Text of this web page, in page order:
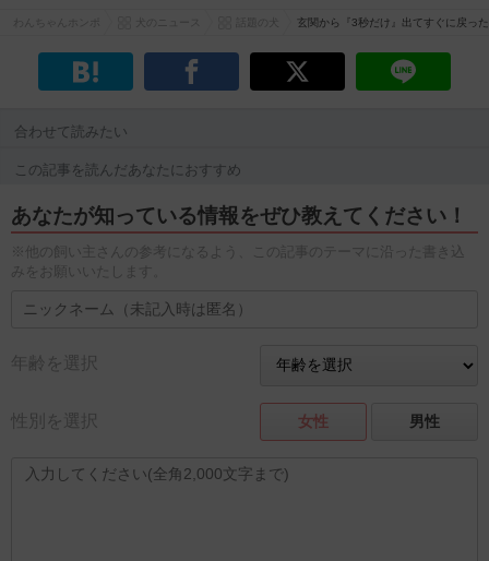
玄関から『3秒だけ』出てすぐに戻っ
合わせて読みたい
この記事を読んだあなたにおすすめ
あなたが知っている情報をぜひ教えてください！
※他の飼い主さんの参考になるよう、この記事のテーマに沿った書き込
みをお願いいたします。
年齢を選択
性別を選択 女性 男性